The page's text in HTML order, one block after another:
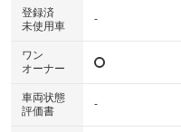
登録済
未使用車
-
ワン
オーナー
車両状態
評価書
-